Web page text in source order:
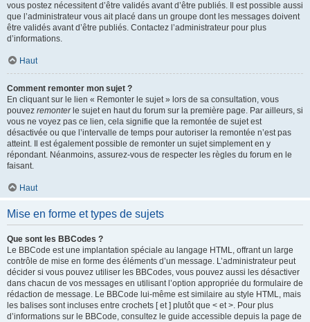
vous postez nécessitent d’être validés avant d’être publiés. Il est possible aussi
que l’administrateur vous ait placé dans un groupe dont les messages doivent
être validés avant d’être publiés. Contactez l’administrateur pour plus
d’informations.
Haut
Comment remonter mon sujet ?
En cliquant sur le lien « Remonter le sujet » lors de sa consultation, vous
pouvez remonterle sujet en haut du forum sur la première page. Par ailleurs, si
vous ne voyez pas ce lien, cela signifie que la remontée de sujet est
désactivée ou que l’intervalle de temps pour autoriser la remontée n’est pas
atteint. Il est également possible de remonter un sujet simplement en y
répondant. Néanmoins, assurez-vous de respecter les règles du forum en le
faisant.
Haut
Mise en forme et types de sujets
Que sont les BBCodes ?
Le BBCode est une implantation spéciale au langage HTML, offrant un large
contrôle de mise en forme des éléments d’un message. L’administrateur peut
décider si vous pouvez utiliser les BBCodes, vous pouvez aussi les désactiver
dans chacun de vos messages en utilisant l’option appropriée du formulaire de
rédaction de message. Le BBCode lui-même est similaire au style HTML, mais
les balises sont incluses entre crochets [ et ] plutôt que < et >. Pour plus
d’informations sur le BBCode, consultez le guide accessible depuis la page de